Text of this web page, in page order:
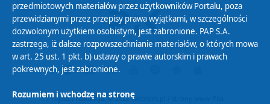
Projekt i realizacja: © 2022Webtom.pl
przedmiotowych materiałów przez użytkowników Portalu, poza
przewidzianymi przez przepisy prawa wyjątkami, w szczególności
dozwolonym użytkiem osobistym, jest zabronione. PAP S.A.
zastrzega, iż dalsze rozpowszechnianie materiałów, o których mowa
w art. 25 ust. 1 pkt. b) ustawy o prawie autorskim i prawach
pokrewnych, jest zabronione.
Rozumiem i wchodzę na stronę